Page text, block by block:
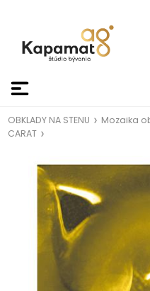
OBKLADY NA STENU Mozaika
CARAT